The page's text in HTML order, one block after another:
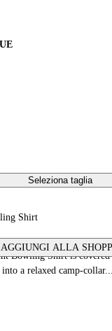
Seleziona taglia
Shirt
AGGIUNGI ALLA
Bowling Shirt is
a relaxed camp-collar...